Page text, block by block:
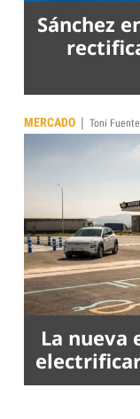
Sánchez
MERCADO | Toni
La nueva